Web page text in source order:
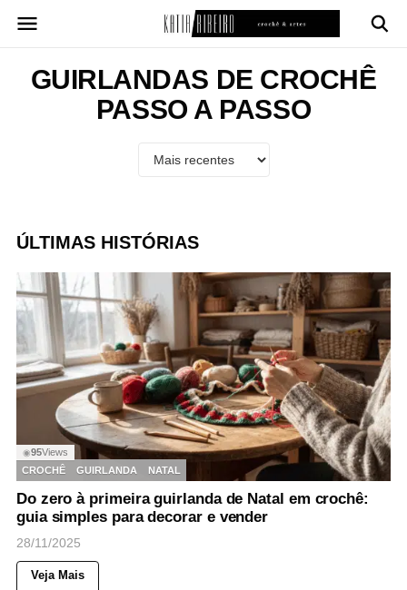
para
conteúdoGUIRLANDAS DE CROCHÊ
PASSO A PASSO
ÚLTIMAS HISTÓRIAS
◉95Views
CROCHÊ
GUIRLANDA NATAL
Do zero à primeira guirlanda de Natal em crochê:
guia simples para decorar e vender
28/11/2025
Veja Mais